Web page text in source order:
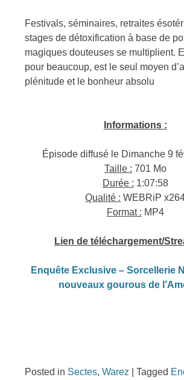
Festivals, séminaires, retraites
stages de détoxification à base de
magiques douteuses se multiplient.
pour beaucoup, est le seul moyen
plénitude et le bonheur absolu
Informations :
Épisode diffusé le Dimanche 9
Taille : 701 Mo
Durée : 1:07:58
Qualité : WEBRiP
Format : MP4
Lien de téléchargement/
Enquête Exclusive – Sorcellerie
nouveaux gourous de
Posted in Sectes,Warez |Tagged